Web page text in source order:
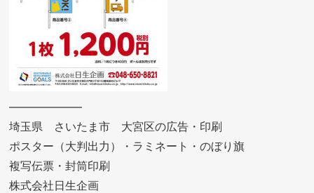
——————–
埼玉県 さいたま市 大宮区の広告・印刷
ポスター（大判出力）・ラミネート・のぼり旗
複写伝票・封筒印刷
株式会社日生企画